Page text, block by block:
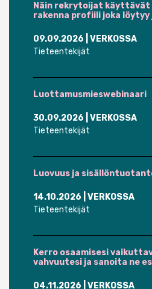
Näin rekrytoijat käyttävät
rakenna profiili joka löytyy
09.09.2026 | VERKOSSA
Tieteentekijät
Luottamusmieswebinaari
30.09.2026 | VERKOSSA
Tieteentekijät
Luovuus ja
14.10.2026 | VERKOSSA
Tieteentekijät
Kerro osaamisesi
vahvuutesi ja sanoita ne
04.11.2026 | VERKOSSA